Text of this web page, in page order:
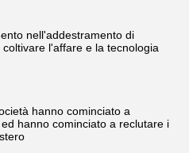
nell'addestramento di
l'affare e la tecnologia
hanno cominciato a
hanno cominciato a reclutare i